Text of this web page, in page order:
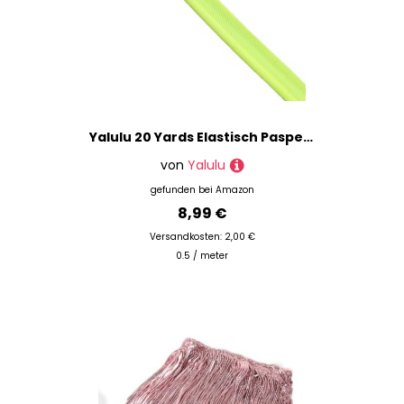
Yalulu 20 Yards Elastisch Paspelband Mit Kederschnur, Lippenkordel-Besatz Paspelband zum Nähen Für Gurtband, Kleidungsstück, Nähen, Trimmen, Polsterzubehör (F-Grün)
von Yalulu
gefunden bei Amazon
8,99 €
Versandkosten: 2,00 €
0.5 / meter